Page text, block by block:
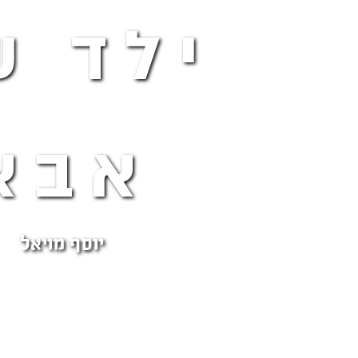
ילד
יוסף מויאל